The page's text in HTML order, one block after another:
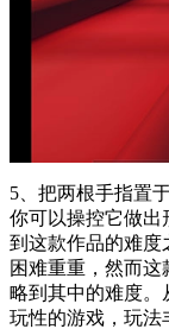
5、把两根手指置
你可以操控它做出
到这款作品的难度
困难重重，然而
略到其中的难度。
玩性的游戏，玩法